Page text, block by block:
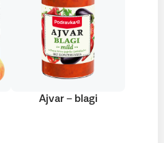
Ajvar – blagi